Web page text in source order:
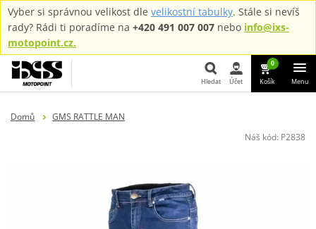
Vyber si správnou velikost dle velikostní tabulky. Stále si nevíš
rady? Rádi ti poradíme na +420 491 007 007 nebo info@ixs-
motopoint.cz.
Hledat Účet
0
Košík Menu
Domů
GMS RATTLE MAN
Náš kód: P2838